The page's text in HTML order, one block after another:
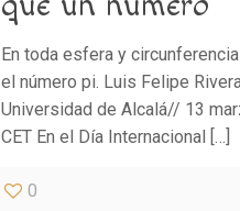
En toda esfera y
el número pi. Luis Felipe
Universidad de Alcalá// 13
CET En el Día Internacional […]
0